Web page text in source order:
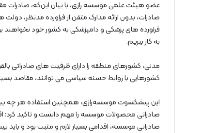
عضو هیئت علمی موسسه رازی، با بیان این‌که، صادرات
صادرات، بدون ارائه مدارک متقن از فراورده مدنظر،
فراورده های پزشکی و دامپزشکی به کشور خود نخواهند
به کار ببریم.
مدنی، کشورهای منطقه را دارای ظرفیت های صادراتی
کشورهایی با روابط حسنه سیاسی می توانند، مقاصد
این پیشکسوت موسسه‌رازی، همچنین استفاده هر چه
صادراتی محصولات موسسه را مهم دانست ‌و تاکید کرد:
صادراتی موسسه، اقدامی بسیار لازم و مثبت بود و‌